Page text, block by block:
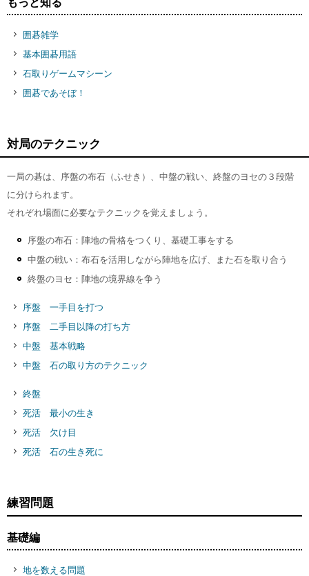
もっと知る
囲碁雑学
基本囲碁用語
石取りゲームマシーン
囲碁であそぼ！
対局のテクニック
一局の碁は、序盤の布石（ふせき）、中盤の戦い、終盤のヨセの３段階
に分けられます。
それぞれ場面に必要なテクニックを覚えましょう。
序盤の布石：陣地の骨格をつくり、基礎工事をする
中盤の戦い：布石を活用しながら陣地を広げ、また石を取り合う
終盤のヨセ：陣地の境界線を争う
序盤 一手目を打つ
序盤 二手目以降の打ち方
中盤 基本戦略
中盤 石の取り方のテクニック
終盤
死活 最小の生き
死活 欠け目
死活 石の生き死に
練習問題
基礎編
地を数える問題